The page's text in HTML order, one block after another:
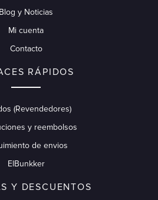
Blog y Noticias
Mi cuenta
Contacto
RÁPIDOS
(Revendedores)
y reembolsos
de envios
ElBunkker
Y DESCUENTOS